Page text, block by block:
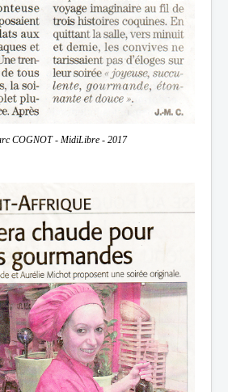
COGNOT - MidiLibre - 2017